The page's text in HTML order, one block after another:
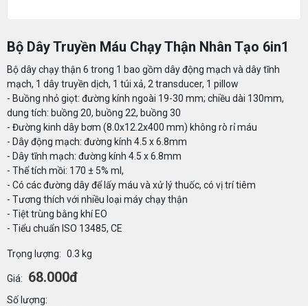
Bộ Dây Truyền Máu Chạy Thận Nhân Tạo 6in1
Bộ dây chạy thận 6 trong 1 bao gồm dây động mạch và dây tĩnh
mạch, 1 dây truyền dịch, 1 túi xả, 2 transducer, 1 pillow
- Buồng nhỏ giọt: đường kính ngoài 19-30 mm; chiều dài 130mm,
dung tích: buồng 20, buồng 22, buồng 30
- Đường kinh dây bơm (8.0x12.2x400 mm) không rò rỉ máu
- Dây động mạch: đường kính 4.5 x 6.8mm
- Dây tĩnh mạch: đường kính 4.5 x 6.8mm
- Thể tích mồi: 170 ± 5% ml,
- Có các đường dây để lấy máu và xử lý thuốc, có vị trí tiêm
- Tương thích với nhiều loại máy chạy thận
- Tiệt trùng bằng khí EO
- Tiểu chuẩn ISO 13485, CE
Trọng lượng: 0.3 kg
Giá: 68.000đ
Số lượng: